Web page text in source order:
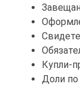
Купли-
Доли по